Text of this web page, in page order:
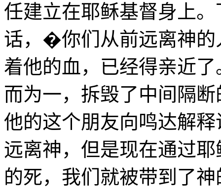
任建立在耶稣基督身上
话，�你们从前远离神的
着他的血，已经得亲近
而为一，拆毁了中间隔
他的这个朋友向鸣达解
远离神，但是现在通过
的死，我们就被带到了